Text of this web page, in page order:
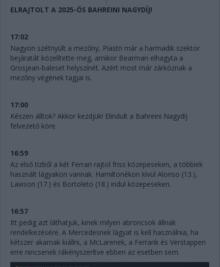
ELRAJTOLT A 2025-ÖS BAHREINI NAGYDÍJ!
17:02
Nagyon szétnyúlt a mezőny, Piastri már a harmadik szektor
bejáratát közelítette meg, amikor Bearman elhagyta a
Grosjean-baleset helyszínét. Azért most már zárkóznak a
mezőny végének tagjai is.
17:00
Készen álltok? Akkor kezdjük! Elindult a Bahreini Nagydíj
felvezető köre.
16:59
Az első tízből a két Ferrari rajtol friss közepeseken, a többiek
használt lágyakon vannak. Hamiltonékon kívül Alonso (13.),
Lawson (17.) és Bortoleto (18.) indul közepeseken.
16:57
Itt pedig azt láthatjuk, kinek milyen abroncsok állnak
rendelkezésére. A Mercedesnek lágyat is kell használnia, ha
kétszer akarnak kiállni, a McLarenek, a Ferrarik és Verstappen
erre nincsenek rákényszerítve ebben az esetben sem.